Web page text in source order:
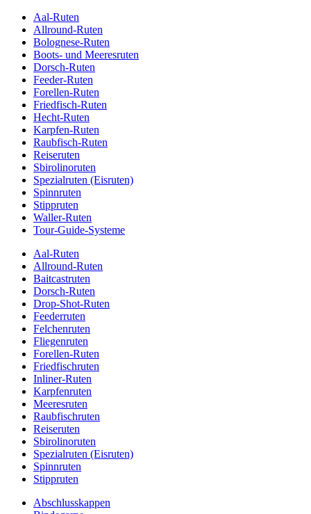
Aal-Ruten
Allround-Ruten
Bolognese-Ruten
Boots- und Meeresruten
Dorsch-Ruten
Feeder-Ruten
Forellen-Ruten
Friedfisch-Ruten
Hecht-Ruten
Karpfen-Ruten
Raubfisch-Ruten
Reiseruten
Sbirolinoruten
Spezialruten (Eisruten)
Spinnruten
Stippruten
Waller-Ruten
Tour-Guide-Systeme
Aal-Ruten
Allround-Ruten
Baitcastruten
Dorsch-Ruten
Drop-Shot-Ruten
Feederruten
Felchenruten
Fliegenruten
Forellen-Ruten
Friedfischruten
Inliner-Ruten
Karpfenruten
Meeresruten
Raubfischruten
Reiseruten
Sbirolinoruten
Spezialruten (Eisruten)
Spinnruten
Stippruten
Abschlusskappen